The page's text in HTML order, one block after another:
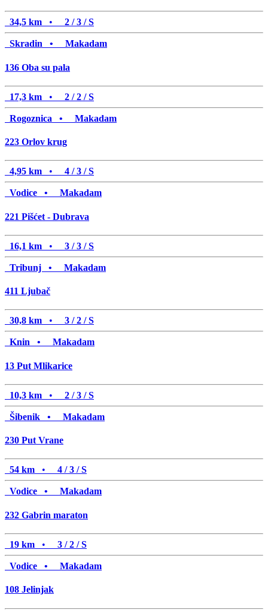
34,5 km • 2 / 3 / S
Skradin • Makadam
136 Oba su pala
17,3 km • 2 / 2 / S
Rogoznica • Makadam
223 Orlov krug
4,95 km • 4 / 3 / S
Vodice • Makadam
221 Pišćet - Dubrava
16,1 km • 3 / 3 / S
Tribunj • Makadam
411 Ljubač
30,8 km • 3 / 2 / S
Knin • Makadam
13 Put Mlikarice
10,3 km • 2 / 3 / S
Šibenik • Makadam
230 Put Vrane
54 km • 4 / 3 / S
Vodice • Makadam
232 Gabrin maraton
19 km • 3 / 2 / S
Vodice • Makadam
108 Jelinjak